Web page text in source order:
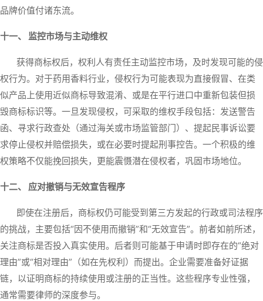
品牌价值付诸东流。
十一、 监控市场与主动维权
获得商标权后，权利人有责任主动监控市场，及时发现可能的侵
权行为。对于药用香料行业，侵权行为可能表现为直接假冒、在类
似产品上使用近似商标导致混淆、或是在平行进口中重新包装但损
毁商标标识等。一旦发现侵权，可采取的维权手段包括：发送警告
函、寻求行政查处（通过海关或市场监管部门）、提起民事诉讼要
求停止侵权并赔偿损失，或在必要时提起刑事控告。一个积极的维
权策略不仅能挽回损失，更能震慑潜在侵权者，巩固市场地位。
十二、 应对撤销与无效宣告程序
即使在注册后，商标权仍可能受到第三方发起的行政或司法程序
的挑战，主要包括“因不使用而撤销”和“无效宣告”。前者如前所述，
关注商标是否投入真实使用。后者则可能基于申请时即存在的“绝对
理由”或“相对理由”（如在先权利）而提出。企业需要准备好证据
链，以证明商标的持续使用或注册的正当性。这些程序专业性强，
通常需要律师的深度参与。